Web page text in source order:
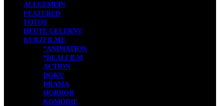
ALLGEMEIN
FEATURED
FOTOS
HEUTE GELERNT
KURZFILME
*ANIMATION
*REALFILM
ACTION
DOKU
DRAMA
HORROR
KOMÖDIE